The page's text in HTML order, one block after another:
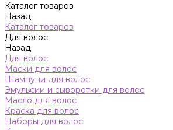
Каталог товаров
Назад
Каталог товаров
Для волос
Назад
Для волос
Маски для волос
Шампуни для волос
Эмульсии и сыворотки для волос
Масло для волос
Краска для волос
Наборы для волос